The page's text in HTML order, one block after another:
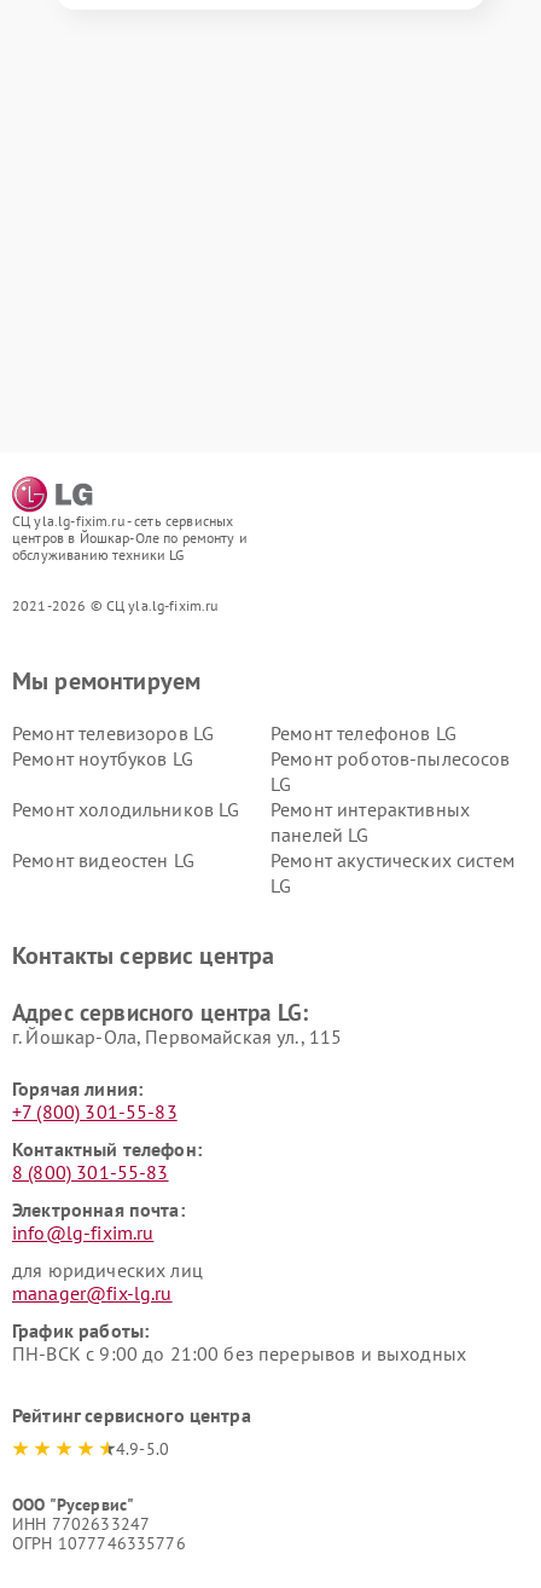
СЦ yla.lg-fixim.ru - сеть сервисных
центров в Йошкар-Оле по ремонту и
обслуживанию техники LG
2021-2026 © СЦ yla.lg-fixim.ru
Мы ремонтируем
Ремонт телевизоров LG
Ремонт телефонов LG
Ремонт ноутбуков LG
Ремонт роботов-пылесосов
LG
Ремонт холодильников LG
Ремонт интерактивных
панелей LG
Ремонт видеостен LG
Ремонт акустических систем
LG
Ремонт морозильных камер
Ремонт вертикальных
Контакты сервис центра
Адрес сервисного центра LG:
г. Йошкар-Ола, Первомайская ул., 115
Горячая линия:
+7 (800) 301-55-83
Контактный телефон:
8 (800) 301-55-83
Электронная почта:
info@lg-fixim.ru
для юридических лиц
manager@fix-lg.ru
График работы:
ПН-ВСК с 9:00 до 21:00 без перерывов и выходных
Рейтинг сервисного центра
4.9-5.0
ООО "Русервис"
ИНН 7702633247
ОГРН 1077746335776